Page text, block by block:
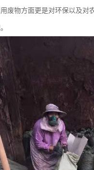
废物方面更是对环保以及对